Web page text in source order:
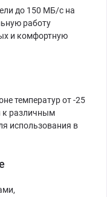
до 150 МБ/с на
работу
и комфортную
температур от -25
к различным
использования в